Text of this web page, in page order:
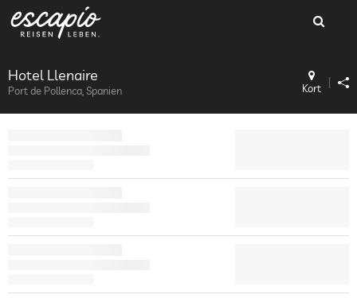
Hotel Llenaire
Port de Pollenca, Spanien Kort